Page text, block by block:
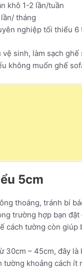
khô 1-2 lần/tuần
tháng
nghiệp tối thiểu 6
sinh, làm sạch
không muốn ghế
5cm
thoáng, tránh bí
trường hợp bạn
cách tường còn
– 45cm, đây
khoảng cách ít